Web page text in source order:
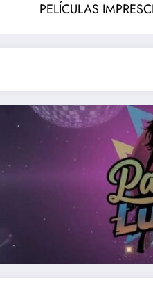
PELÍCULAS